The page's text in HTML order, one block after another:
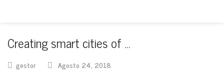
Creating smart cities of …
gestor
Agosto 24, 2018